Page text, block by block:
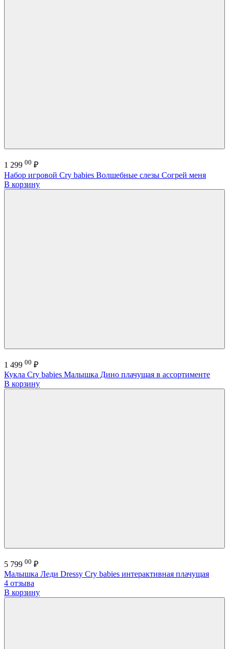
1 299 00 ₽
Набор игровой Cry babies Волшебные слезы Согрей меня
В корзину
1 499 00 ₽
Кукла Cry babies Малышка Дино плачущая в ассортименте
В корзину
5 799 00 ₽
Малышка Леди Dressy Cry babies интерактивная плачущая
4 отзыва
В корзину